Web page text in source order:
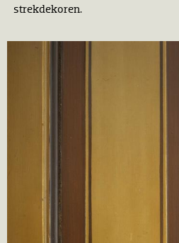
strekdekoren.